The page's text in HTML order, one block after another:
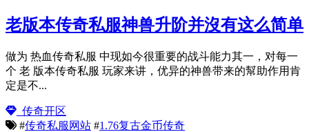
老版本传奇私服神兽升阶并沒有这么简单
做为 热血传奇私服 中现如今很重要的战斗能力其一，对每一
个 老 版本传奇私服 玩家来讲，优异的神兽带来的幫助作用肯
定是不...
传奇开区
#传奇私服网站 #1.76复古金币传奇